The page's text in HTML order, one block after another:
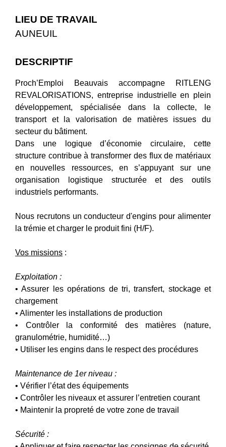
LIEU DE TRAVAIL
AUNEUIL
DESCRIPTIF
Proch’Emploi Beauvais accompagne RITLENG
REVALORISATIONS, entreprise industrielle en plein
développement, spécialisée dans la collecte, le
transport et la valorisation de matières issues du
secteur du bâtiment.
Dans une logique d’économie circulaire, cette
structure contribue à transformer des flux de matériaux
en nouvelles ressources, en s’appuyant sur une
organisation logistique structurée et des outils
industriels performants.
Nous recrutons un conducteur d'engins pour alimenter
la trémie et charger le produit fini (H/F).
Vos missions :
Exploitation :
• Assurer les opérations de tri, transfert, stockage et
chargement
• Alimenter les installations de production
• Contrôler la conformité des matières (nature,
granulométrie, humidité…)
• Utiliser les engins dans le respect des procédures
Maintenance de 1er niveau :
• Vérifier l’état des équipements
• Contrôler les niveaux et assurer l’entretien courant
• Maintenir la propreté de votre zone de travail
Sécurité :